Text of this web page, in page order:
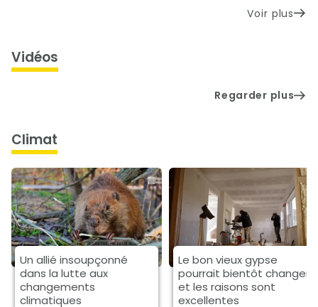
Voir plus
Vidéos
Regarder plus
climat
Un allié insoupçonné
dans la lutte aux
changements
climatiques
Le bon vieux gypse
pourrait bientôt changer
et les raisons sont
excellentes